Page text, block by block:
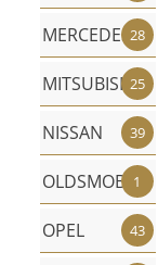
MERCEDES28
MITSUBISHI25
NISSAN 39
OLDSMOBILE1
OPEL 43